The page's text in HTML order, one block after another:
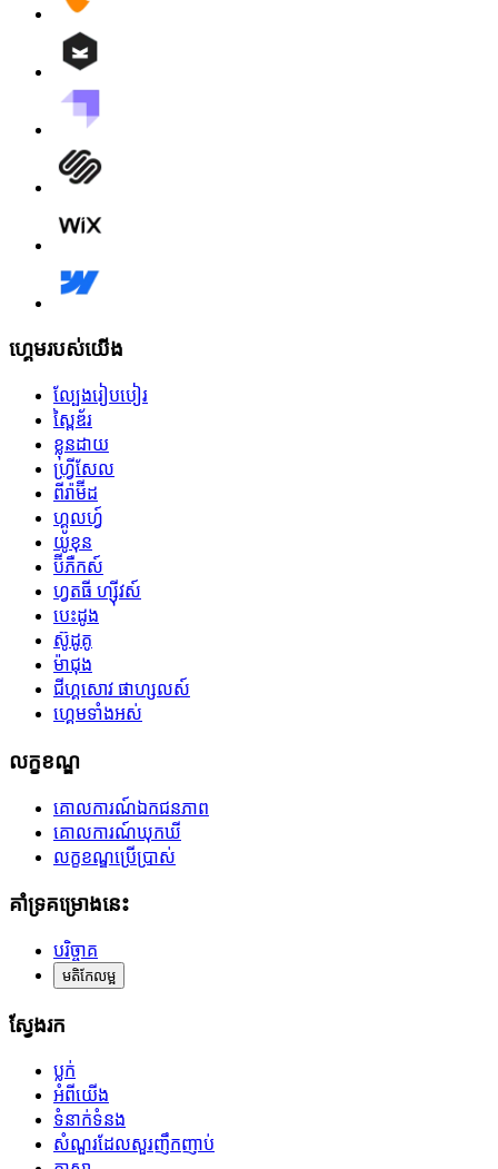
ហ្គេមរបស់យើង
ល្បែងរៀបបៀរ
ស្ពៃឌ័រ
ខ្លុនដាយ
ហ្វ្រីសែល
ពីរ៉ាម៊ីដ
ហ្គូលហ្វ៍
យូខុន
ប៊ីភឺកស៍
ហ្វតធី ហ្ស៊ីវស៍
បេះដូង
ស៊ូដូគូ
ម៉ាជុង
ជីហ្គសោវ ផាហ្សលស៍
ហ្គេមទាំងអស់
លក្ខខណ្ឌ
គោលការណ៍ឯកជនភាព
គោលការណ៍ឃុកឃី
លក្ខខណ្ឌប្រើប្រាស់
គាំទ្រគម្រោងនេះ
បរិច្ចាគ
មតិកែលម្អ
ស្វែងរក
ប្លក់
អំពីយើង
ទំនាក់ទំនង
សំណួរដែលសួរញឹកញាប់